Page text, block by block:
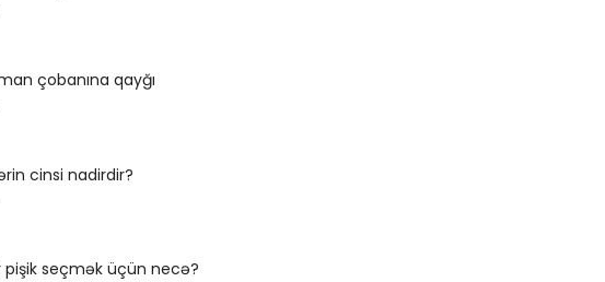
çobanına qayğı
cinsi nadirdir?
pişik seçmək üçün necə?